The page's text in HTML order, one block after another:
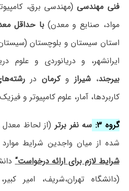
فنی مهندسی(مهندسی برق،
مواد، صنایع و معدن)با حداقل
استان سیستان و بلوچستان
ایرانشهر، و دریانوردی و علوم
بیرجند،شیرازوکرمان در
کاربردها، آمار، علوم کامپیوتر و
گروه ۳: سه نفر برتر (از لحاظ
شده از میان واجدین شرایط موارد ۱ و ۲ بخش ۳
شرایط لازم برای ارائه درخواست“
(دانشگاه تهران،شریف، امیر